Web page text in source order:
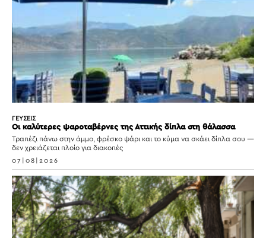
ΓΕΥΣΕΙΣ
Οι καλύτερες ψαροταβέρνες της Αττικής δίπλα στη θάλασσα
Τραπέζι πάνω στην άμμο, φρέσκο ψάρι και το κύμα να σκάει δίπλα σου —
δεν χρειάζεται πλοίο για διακοπές
07|08|2026